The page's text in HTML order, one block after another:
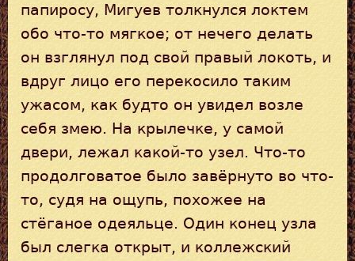
папиросу, Мигуев толкнулся локтем
обо что-то мягкое; от нечего делать
он взглянул под свой правый локоть, и
вдруг лицо его перекосило таким
ужасом, как будто он увидел возле
себя змею. На крылечке, у самой
двери, лежал какой-то узел. Что-то
продолговатое было завёрнуто во что-
то, судя на ощупь, похожее на
стёганое одеяльце. Один конец узла
был слегка открыт, и коллежский